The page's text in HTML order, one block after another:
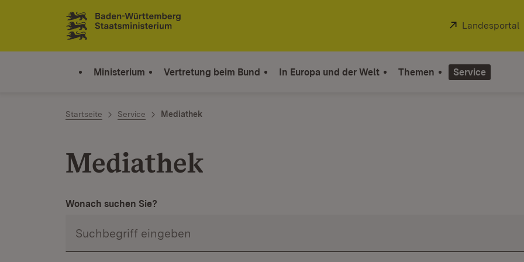
Zum Inhalt springen
Link zur Startseite
Extern:
Landesportal
Ministerium Vertretung beim Bund In Europa und der Welt Themen Service
Startseite Service Mediathek
Mediathek
Wonach suchen Sie?